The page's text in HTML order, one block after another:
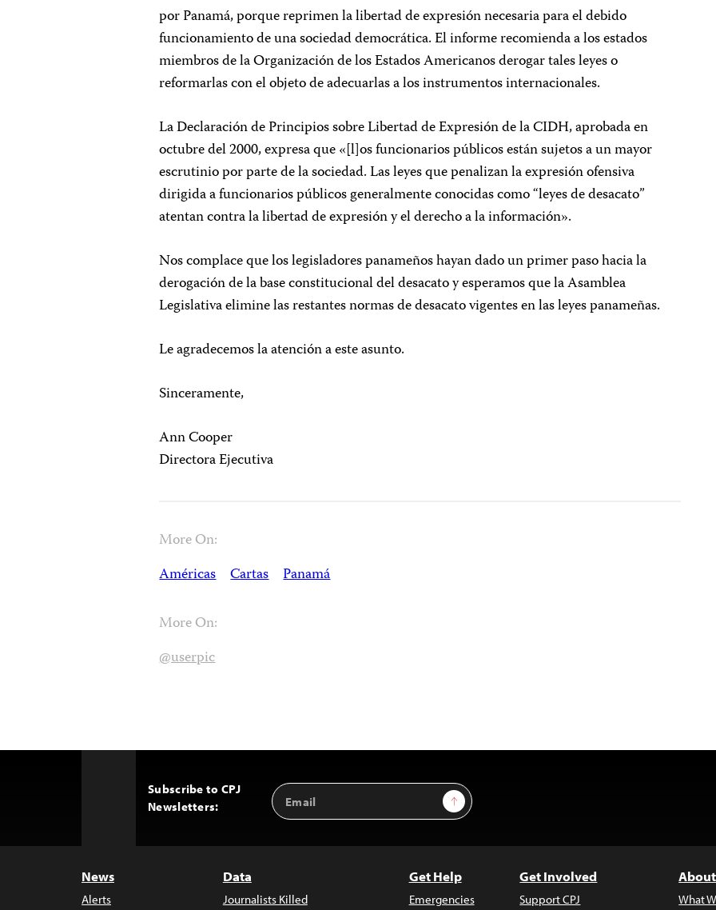
por Panamá, porque reprimen la libertad de expresión necesaria para el debido
funcionamiento de una sociedad democrática. El informe recomienda a los estados
miembros de la Organización de los Estados Americanos derogar tales leyes o
reformarlas con el objeto de adecuarlas a los instrumentos internacionales.
La Declaración de Principios sobre Libertad de Expresión de la CIDH, aprobada en
octubre del 2000, expresa que «[l]os funcionarios públicos están sujetos a un mayor
escrutinio por parte de la sociedad. Las leyes que penalizan la expresión ofensiva
dirigida a funcionarios públicos generalmente conocidas como “leyes de desacato”
atentan contra la libertad de expresión y el derecho a la información».
Nos complace que los legisladores panameños hayan dado un primer paso hacia la
derogación de la base constitucional del desacato y esperamos que la Asamblea
Legislativa elimine las restantes normas de desacato vigentes en las leyes panameñas.
Le agradecemos la atención a este asunto.
Sinceramente,
Ann Cooper
Directora Ejecutiva
More On:
Américas Cartas Panamá
More On:
@userpic
Subscribe to CPJ
Newsletters:
Email
Address
Sign Up
News
Alerts
Data
Journalists Killed
Get Help
Emergencies
Get Involved
Support CPJ What